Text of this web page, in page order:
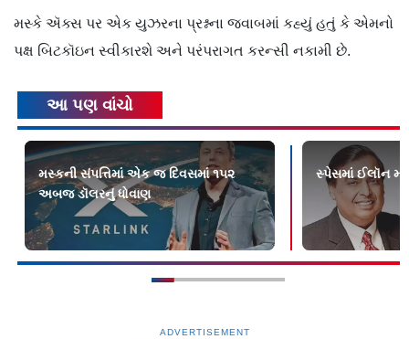
મસ્કે ઍક્સ પર એક યુઝરના પ્રશ્નના જવાબમાં કહ્યું હતું કે એમનો
પક્ષ બિટકૉઇન સ્વીકારશે અને પરંપરાગત કરન્સી નકામી છે.
આ પણ વાંચો
મસ્કની સંપત્તિમાં એક જ દિવસમાં ૧૫૨
અબજ ડૉલરનું ધોવાણ
સ્પેસમાં ઈલૉન
ADVERTISEMENT